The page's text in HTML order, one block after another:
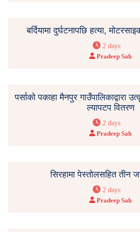
बर्दियामा दुर्घटनापछि हत्या,
2 days
Pradeep Sah
पर्साको पकाहा मैनपुर गाउँपालिकाद्वारा
ल्यापटप वितरण
2 days
Pradeep Sah
सिरहामा पेस्तोलसहित तीन
2 days
Pradeep Sah